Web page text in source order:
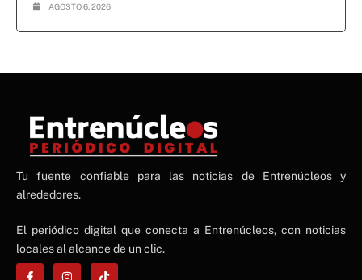
AGOSTO 6, 2026
NE
NEWS ELEMENTOR
Tu fuente confiable para las noticias de Entrenúcleos y
alrededores.
El periódico digital que conecta a Entrenúcleos, con noticias
locales al alcance de un clic.